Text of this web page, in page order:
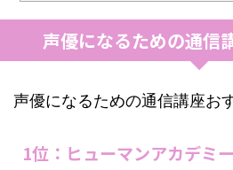
声優になるための通信
声優になるための通信講座お
1位：ヒューマンアカデミ